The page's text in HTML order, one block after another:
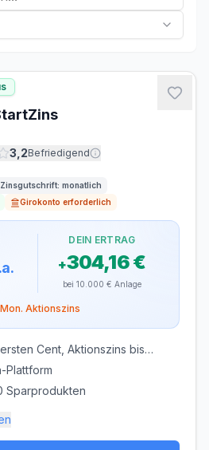
9%
3,2Befriedigend
Zinsgutschrift: monatlich
Girokonto erforderlich
DEIN ERTRAG
+304,16 €
bei 10.000 € Anlage
Mon. Aktionszins
Cent, Aktionszins bis
Plattform
Sparprodukten